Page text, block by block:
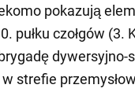
pokazują
pułku czołgów (3.
strefie